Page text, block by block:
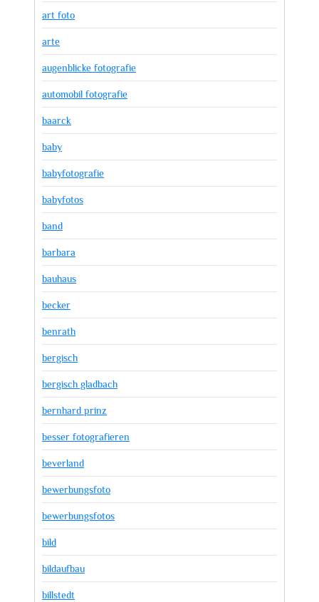
art foto
arte
augenblicke fotografie
automobil fotografie
baarck
baby
babyfotografie
babyfotos
band
barbara
bauhaus
becker
benrath
bergisch
bergisch gladbach
bernhard prinz
besser fotografieren
beverland
bewerbungsfoto
bewerbungsfotos
bild
bildaufbau
billstedt